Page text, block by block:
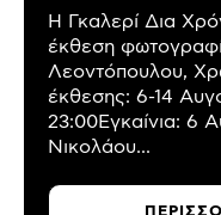
Η Γκαλερί Δια
έκθεση
Λεοντόπουλου,
έκθεσης: 6-14
23:00Εγκαίνια: 6
Νικολάου...